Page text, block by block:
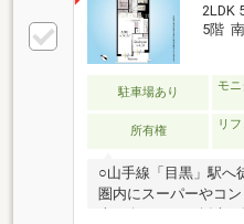
2LDK
5階
駐車場あり
モ
所有権
リ
○山手線「目黒」駅
圏内にスーパーやコ
南西向きにつき採光